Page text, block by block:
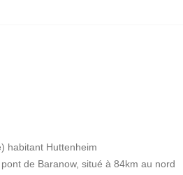
habitant Huttenheim
de Baranow, situé à 84km au nord